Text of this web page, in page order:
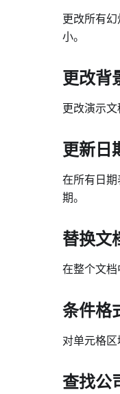
更改所有
小。
更改背
更改演示文
更新日
在所有日
期。
替换文
在整个文档
条件格
对单元格区
查找公